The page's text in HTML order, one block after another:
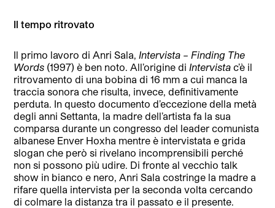
Il tempo ritrovato
Il primo lavoro di Anri Sala, Intervista – Finding The
Words (1997) è ben noto. All’origine di Intervista c’è il
ritrovamento di una bobina di 16 mm a cui manca la
traccia sonora che risulta, invece, definitivamente
perduta. In questo documento d’eccezione della metà
degli anni Settanta, la madre dell’artista fa la sua
comparsa durante un congresso del leader comunista
albanese Enver Hoxha mentre è intervistata e grida
slogan che però si rivelano incomprensibili perché
non si possono più udire. Di fronte al vecchio talk
show in bianco e nero, Anri Sala costringe la madre a
rifare quella intervista per la seconda volta cercando
di colmare la distanza tra il passato e il presente.